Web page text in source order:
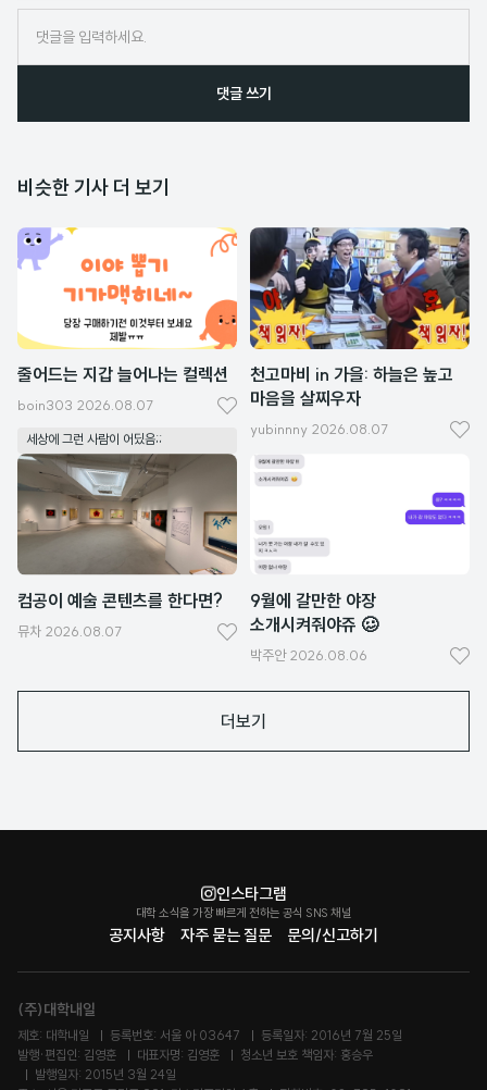
댓글 쓰기
비슷한 기사 더 보기
줄어드는 지갑 늘어나는 컬렉션
boin303 2026.08.07
세상에 그런 사람이 어딨음;;
좋
아
천고마비 in 가을: 하늘은 높고
마음을 살찌우자
yubinnny 2026.08.07
좋
요
컴공이 예술 콘텐츠를 한다면?
뮤차 2026.08.07
좋
요
9월에 갈만한 야장
소개시켜줘야쥬 🥴
박주안 2026.08.06
좋
더보기
공지사항 자주 묻는 질문 문의/신고하기
인스타그램
대학 소식을 가장 빠르게 전하는 공식 SNS 채널
(주)대학내일
제호: 대학내일 등록번호: 서울 아 03647
등록일자: 2016년 7월 25일
발행·편집인: 김영훈
대표자명: 김영훈
청소년 보호 책임자: 홍승우
발행일자: 2015년 3월 24일